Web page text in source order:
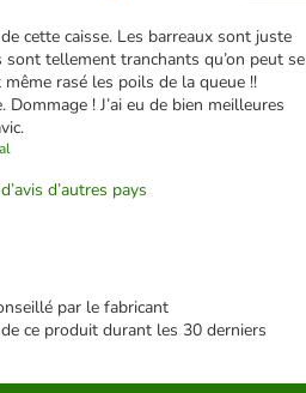
cette caisse. Les barreaux sont juste
tellement tranchants qu’on peut se
rasé les poils de la queue !!
! J’ai eu de bien meilleures
d’autres pays
par le fabricant
ce produit durant les 30 derniers